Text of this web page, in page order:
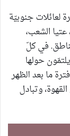
لعائلات جنوبيّة
عتيا الشعب،
في كلّ
حولها
ما بعد الظهر
وتبادل